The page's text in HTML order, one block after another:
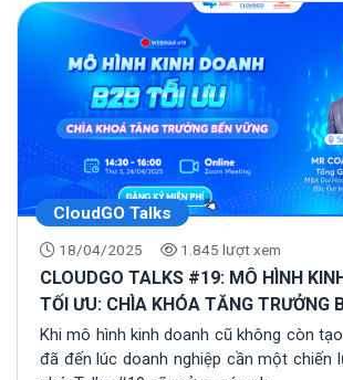
CloudGO Talks
18/04/2025 1.845 lượt xem
CLOUDGO TALKS #19: MÔ HÌNH
TỐI ƯU: CHÌA KHÓA TĂNG TRƯỞNG
Khi mô hình kinh doanh cũ không còn
đã đến lúc doanh nghiệp cần một chiến